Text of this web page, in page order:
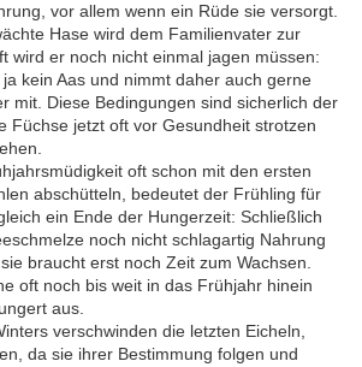
vor allem wenn ein Rüde sie versorgt.
Hase wird dem Familienvater zur
wird er noch nicht einmal jagen müssen:
kein Aas und nimmt daher auch gerne
mit. Diese Bedingungen sind sicherlich der
Füchse jetzt oft vor Gesundheit strotzen
oft schon mit den ersten
abschütteln, bedeutet der Frühling für
ein Ende der Hungerzeit: Schließlich
noch nicht schlagartig Nahrung
braucht erst noch Zeit zum Wachsen.
oft noch bis weit in das Frühjahr hinein
aus.
verschwinden die letzten Eicheln,
da sie ihrer Bestimmung folgen und